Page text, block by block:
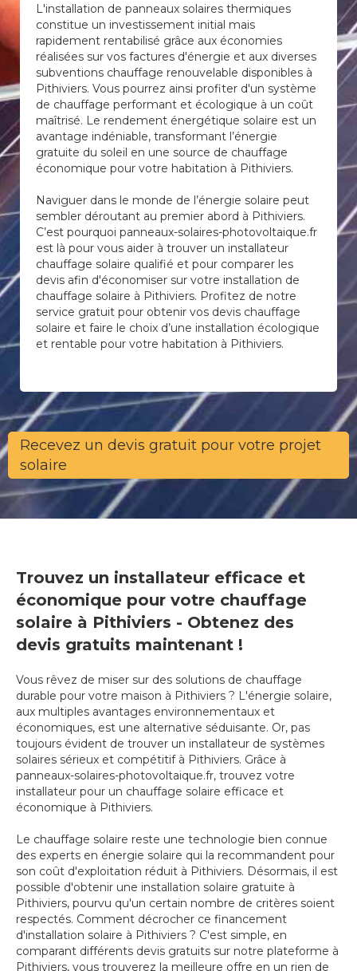
L'installation de panneaux solaires thermiques
constitue un investissement initial mais
rapidement rentabilisé grâce aux économies
réalisées sur vos factures d'énergie et aux diverses
subventions chauffage renouvelable disponibles à
Pithiviers. Vous pourrez ainsi profiter d'un système
de chauffage performant et écologique à un coût
maîtrisé. Le rendement énergétique solaire est un
avantage indéniable, transformant l’énergie
gratuite du soleil en une source de chauffage
économique pour votre habitation à Pithiviers.
Naviguer dans le monde de l’énergie solaire peut
sembler déroutant au premier abord à Pithiviers.
C’est pourquoi panneaux-solaires-photovoltaique.fr
est là pour vous aider à trouver un installateur
chauffage solaire qualifié et pour comparer les
devis afin d'économiser sur votre installation de
chauffage solaire à Pithiviers. Profitez de notre
service gratuit pour obtenir vos devis chauffage
solaire et faire le choix d’une installation écologique
et rentable pour votre habitation à Pithiviers.
Recevez un devis gratuit pour votre projet
solaire
Trouvez un installateur efficace et
économique pour votre chauffage
solaire à Pithiviers - Obtenez des
devis gratuits maintenant !
Vous rêvez de miser sur des solutions de chauffage
durable pour votre maison à Pithiviers ? L'énergie solaire,
aux multiples avantages environnementaux et
économiques, est une alternative séduisante. Or, pas
toujours évident de trouver un installateur de systèmes
solaires sérieux et compétitif à Pithiviers. Grâce à
panneaux-solaires-photovoltaique.fr, trouvez votre
installateur pour un chauffage solaire efficace et
économique à Pithiviers.
Le chauffage solaire reste une technologie bien connue
des experts en énergie solaire qui la recommandent pour
son coût d'exploitation réduit à Pithiviers. Désormais, il est
possible d'obtenir une installation solaire gratuite à
Pithiviers, pourvu qu'un certain nombre de critères soient
respectés. Comment décrocher ce financement
d'installation solaire à Pithiviers ? C'est simple, en
comparant différents devis gratuits sur notre plateforme à
Pithiviers, vous trouverez la meilleure offre en un rien de